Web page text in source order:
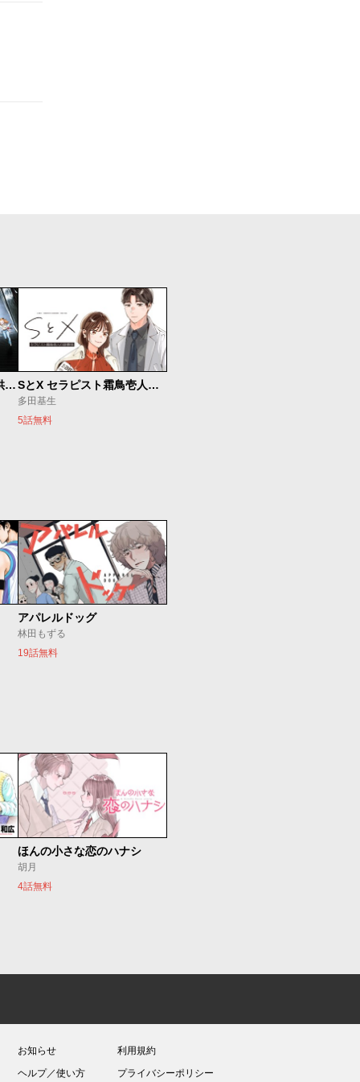
ベオグラードメトロの子供たち SとX セラピスト霜鳥壱人の診察室
多田基生
5話無料
アパレルドッグ
林田もずる
19話無料
ほんの小さな恋のハナシ
胡月
4話無料
お知らせ
ヘルプ／使い方
利用規約
プライバシーポリシー